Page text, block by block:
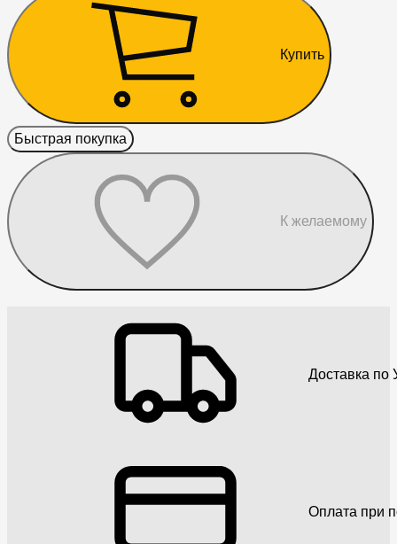
Купить
Быстрая покупка
К желаемому
Доставка по
Оплата при